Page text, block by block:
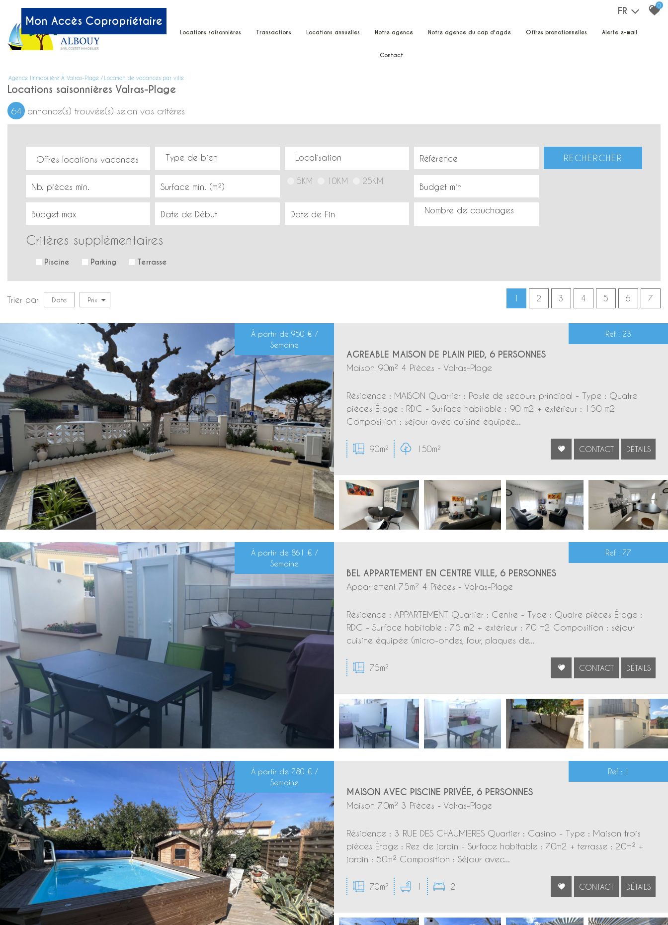
Mon Accès Copropriétaire
FR 0
locations saisonnières
par localisation
transactions locations annuelles notre agence notre agence du cap d'agde offres promotionnelles alerte e-mail
contact
Agence Immobilière À Valras-Plage Location de vacances par ville
Locations saisonnières Valras-Plage
64 annonce(s) trouvée(s) selon vos critères
Offres locations vacances RECHERCHER
5KM 10KM 25KM
Nombre de couchages
Critères supplémentaires
Piscine Parking Terrasse
Trier par Date Prix 1 2 3 4 5 6 7
À partir de 950 € /
Semaine
Ref : 23
AGREABLE MAISON DE PLAIN PIED, 6 PERSONNES
Maison 90m² 4 Pièces - Valras-Plage
Résidence : MAISON Quartier : Poste de secours principal - Type : Quatre
pièces Étage : RDC - Surface habitable : 90 m2 + extérieur : 150 m2
Composition : séjour avec cuisine équipée...
90m² 150m² CONTACT DÉTAILS
À partir de 861 € /
Semaine
Ref : 77
BEL APPARTEMENT EN CENTRE VILLE, 6 PERSONNES
Appartement 75m² 4 Pièces - Valras-Plage
Résidence : APPARTEMENT Quartier : Centre - Type : Quatre pièces Étage :
RDC - Surface habitable : 75 m2 + extérieur : 70 m2 Composition : séjour
cuisine équipée (micro-ondes, four, plaques de...
75m² CONTACT DÉTAILS
À partir de 780 € /
Semaine
Ref : 1
MAISON AVEC PISCINE PRIVÉE, 6 PERSONNES
Maison 70m² 3 Pièces - Valras-Plage
Résidence : 3 RUE DES CHAUMIERES Quartier : Casino - Type : Maison trois
pièces Étage : Rez de jardin - Surface habitable : 70m2 + terrasse : 20m² +
jardin : 50m² Composition : Séjour avec...
70m² 1 2 CONTACT DÉTAILS